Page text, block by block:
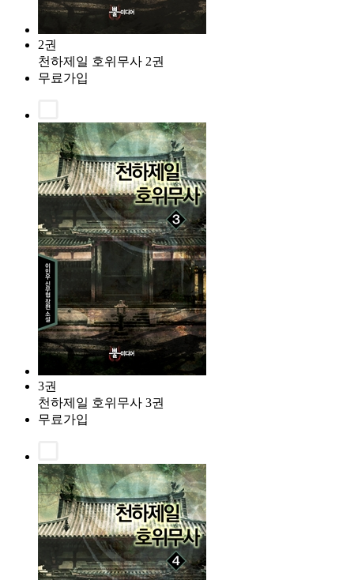
2권
천하제일 호위무사 2권
무료가입
3권
천하제일 호위무사 3권
무료가입